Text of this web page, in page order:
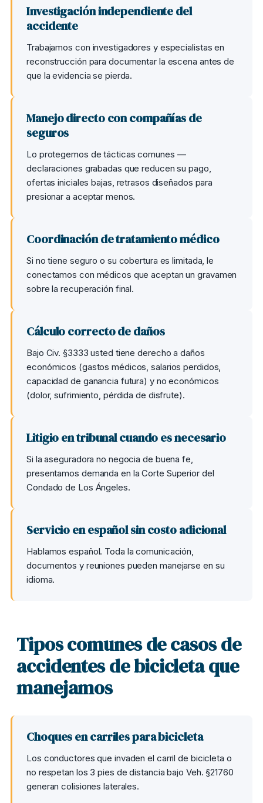
Investigación independiente del
accidente
Trabajamos con investigadores y especialistas en
reconstrucción para documentar la escena antes de
que la evidencia se pierda.
Manejo directo con compañías de
seguros
Lo protegemos de tácticas comunes —
declaraciones grabadas que reducen su pago,
ofertas iniciales bajas, retrasos diseñados para
presionar a aceptar menos.
Coordinación de tratamiento médico
Si no tiene seguro o su cobertura es limitada, le
conectamos con médicos que aceptan un gravamen
sobre la recuperación final.
Cálculo correcto de daños
Bajo Civ. §3333 usted tiene derecho a daños
económicos (gastos médicos, salarios perdidos,
capacidad de ganancia futura) y no económicos
(dolor, sufrimiento, pérdida de disfrute).
Litigio en tribunal cuando es necesario
Si la aseguradora no negocia de buena fe,
presentamos demanda en la Corte Superior del
Condado de Los Ángeles.
Servicio en español sin costo adicional
Hablamos español. Toda la comunicación,
documentos y reuniones pueden manejarse en su
idioma.
Tipos comunes de casos de
accidentes de bicicleta que
manejamos
Choques en carriles para bicicleta
Los conductores que invaden el carril de bicicleta o
no respetan los 3 pies de distancia bajo Veh. §21760
generan colisiones laterales.